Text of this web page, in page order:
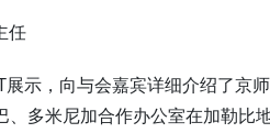
任
展示，向与会嘉宾详细介绍了京
多米尼加合作办公室在加勒比